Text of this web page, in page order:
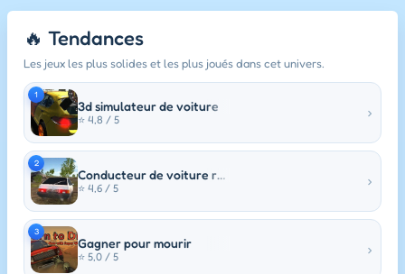
🔥 Tendances
Les jeux les plus solides et les plus joués dans cet univers.
1
3d simulateur de voiture
⭐ 4,8 / 5 ›
2
Conducteur de voiture russe HD
⭐ 4,6 / 5 ›
3
Gagner pour mourir
⭐ 5,0 / 5 ›